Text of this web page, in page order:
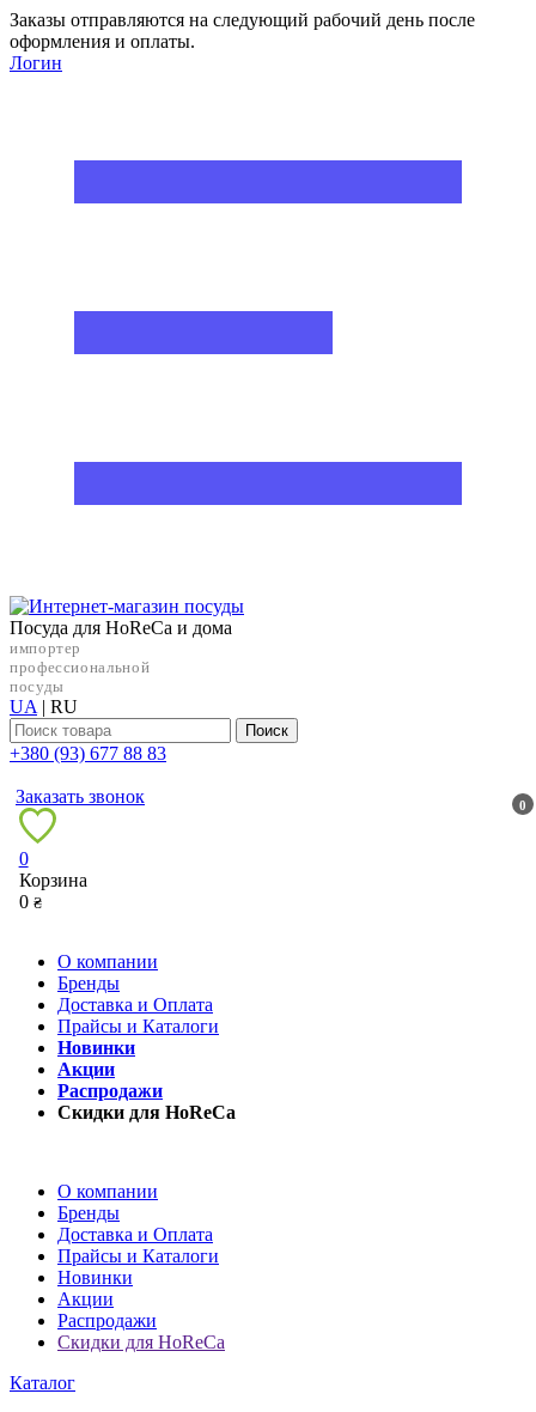
Заказы отправляются на следующий рабочий день после
оформления и оплаты.
Логин
Посуда для HoReCa и дома
импортер
профессиональной
посуды
UA | RU
Поиск
+38‎0 (93) 677 88 83
Заказать звонок 0
0
Корзина
0 ₴
О компании
Бренды
Доставка и Оплата
Прайсы и Каталоги
Новинки
Акции
Распродажи
Скидки для HoReCa
О компании
Бренды
Доставка и Оплата
Прайсы и Каталоги
Новинки
Акции
Распродажи
Скидки для HoReCa
Каталог